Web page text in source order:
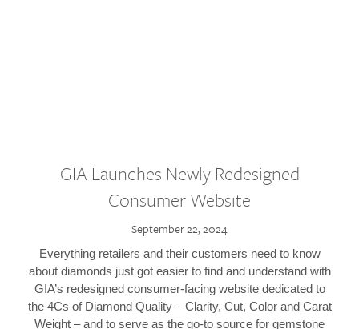
GIA Launches Newly Redesigned
Consumer Website
September 22, 2024
Everything retailers and their customers need to know
about diamonds just got easier to find and understand with
GIA’s redesigned consumer-facing website dedicated to
the 4Cs of Diamond Quality – Clarity, Cut, Color and Carat
Weight – and to serve as the go-to source for gemstone